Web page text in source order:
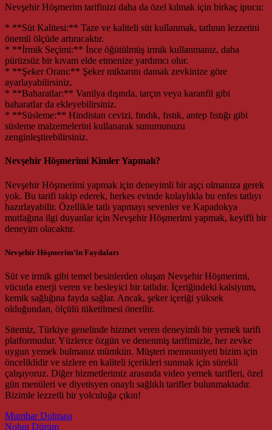
Nevşehir Höşmerim tarifinizi daha da özel kılmak için birkaç ipucu:
* **Süt Kalitesi:** Taze ve kaliteli süt kullanmak, tatlının lezzetini
önemli ölçüde artıracaktır.
* **İrmik Seçimi:** İnce öğütülmüş irmik kullanmanız, daha
pürüzsüz bir kıvam elde etmenize yardımcı olur.
* **Şeker Oranı:** Şeker miktarını damak zevkinize göre
ayarlayabilirsiniz.
* **Baharatlar:** Vanilya dışında, tarçın veya karanfil gibi
baharatlar da ekleyebilirsiniz.
* **Süsleme:** Hindistan cevizi, fındık, fıstık, antep fıstığı gibi
süsleme malzemelerini kullanarak sunumunuzu
zenginleştirebilirsiniz.
Nevşehir Höşmerimi Kimler Yapmalı?
Nevşehir Höşmerimi yapmak için deneyimli bir aşçı olmanıza gerek
yok. Bu tarifi takip ederek, herkes evinde kolaylıkla bu enfes tatlıyı
hazırlayabilir. Özellikle tatlı yapmayı sevenler ve Kapadokya
mutfağına ilgi duyanlar için Nevşehir Höşmerimi yapmak, keyifli bir
deneyim olacaktır.
Nevşehir Höşmerim’in Faydaları
Süt ve irmik gibi temel besinlerden oluşan Nevşehir Höşmerimi,
vücuda enerji veren ve besleyici bir tatlıdır. İçeriğindeki kalsiyum,
kemik sağlığına fayda sağlar. Ancak, şeker içeriği yüksek
olduğundan, ölçülü tüketilmesi önerilir.
Sitemiz, Türkiye genelinde hizmet veren deneyimli bir yemek tarifi
platformudur. Yüzlerce özgün ve denenmiş tarifimizle, her zevke
uygun yemek bulmanız mümkün. Müşteri memnuniyeti bizim için
önceliklidir ve sizlere en kaliteli içerikleri sunmak için sürekli
çalışıyoruz. Diğer hizmetlerimiz arasında video yemek tarifleri, özel
gün menüleri ve diyetisyen onaylı sağlıklı tarifler bulunmaktadır.
Bizimle lezzetli bir yolculuğa çıkın!
Post navigation
Mumbar Dolması
Nohut Dürüm